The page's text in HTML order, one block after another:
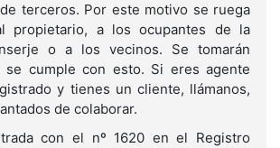
terceros. Por este motivo se ruega
propietario, a los ocupantes de la
o a los vecinos. Se tomarán
se cumple con esto. Si eres agente
y tienes un cliente, llámanos,
de colaborar.
con el nº 1620 en el Registro